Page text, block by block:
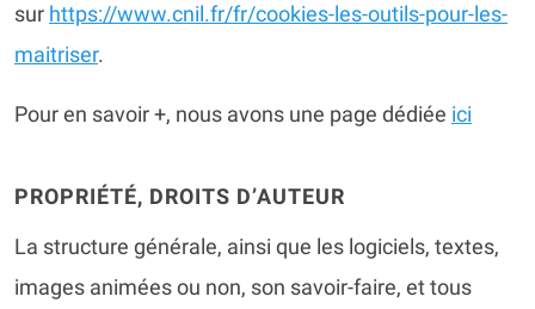
sur https://www.cnil.fr/fr/cookies-les-outils-pour-les-
maitriser.
Pour en savoir +, nous avons une page dédiée ici
PROPRIÉTÉ, DROITS D’AUTEUR
La structure générale, ainsi que les logiciels, textes,
images animées ou non, son savoir-faire, et tous